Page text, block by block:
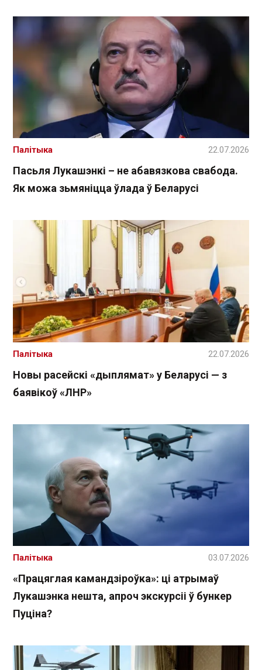
Пасьля Лукашэнкі – не абавязкова свабода.
Як можа зьмяніцца ўлада ў Беларусі
Палітыка 22.07.2026
Новы расейскі «дыплямат» у Беларусі — з
баявікоў «ЛНР»
Палітыка 22.07.2026
«Працяглая камандзіроўка»: ці атрымаў
Лукашэнка нешта, апроч экскурсіі ў бункер
Пуціна?
Палітыка 03.07.2026